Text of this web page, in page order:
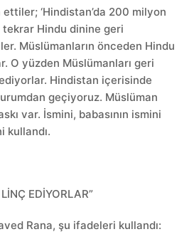
‘Hindistan’da 200 milyon
tekrar Hindu dinine geri
Müslümanların önceden Hindu
O yüzden Müslümanları geri
Hindistan içerisinde
geçiyoruz. Müslüman
var. İsmini, babasının ismini
kullandı.
EDİYORLAR”
Rana, şu ifadeleri kullandı: